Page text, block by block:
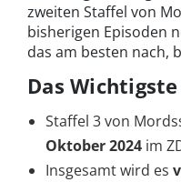
zweiten Staffel von
bisherigen Episoden
das am besten nach,
Das
Staffel 3 von
Oktober 2024 im
Insgesamt wird es